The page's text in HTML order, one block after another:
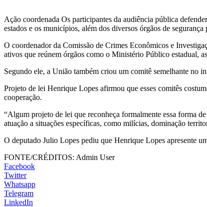
Ação coordenada Os participantes da audiência pública
estados e os municípios, além dos diversos órgãos de segurança
O coordenador da Comissão de Crimes Econômicos e
ativos que reúnem órgãos como o Ministério Público estadual,
Segundo ele, a União também criou um comitê semelhante no
Projeto de lei Henrique Lopes afirmou que esses comitês
cooperação.
“Algum projeto de lei que reconheça formalmente essa forma
atuação a situações específicas, como milícias, dominação
O deputado Julio Lopes pediu que Henrique Lopes apresente
FONTE/CRÉDITOS: Admin User
Facebook
Twitter
Whatsapp
Telegram
LinkedIn